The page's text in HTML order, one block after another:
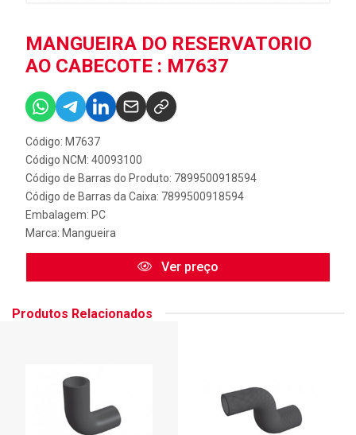
MANGUEIRA DO RESERVATORIO
AO CABECOTE : M7637
Código: M7637
Código NCM: 40093100
Código de Barras do Produto: 7899500918594
Código de Barras da Caixa: 7899500918594
Embalagem: PC
Marca: Mangueira
Ver preço
Produtos Relacionados